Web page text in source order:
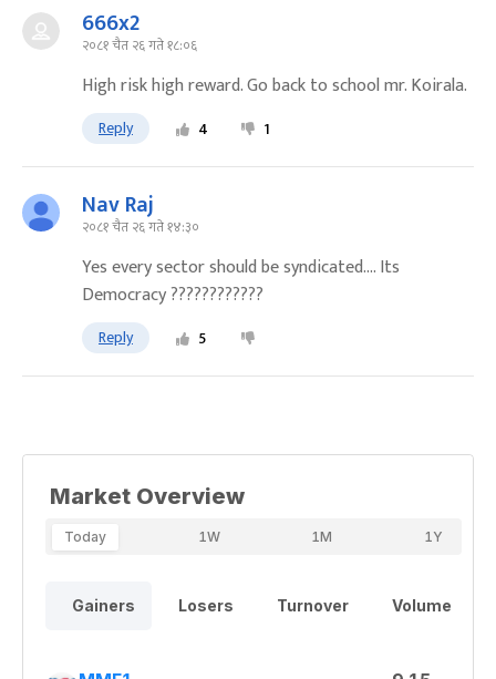
666x2
२०८१ चैत २६ गते १८:०६
High risk high reward. Go back to school mr. Koirala.
Reply 4 1
Nav Raj
२०८१ चैत २६ गते १४:३०
Yes every sector should be syndicated.... Its
Democracy ????????????
Reply 5